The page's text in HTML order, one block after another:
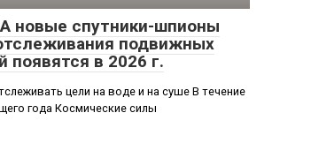
новые спутники-шпионы
подвижных
появятся в 2026 г.
цели на воде и на суше В течение
года Космические силы